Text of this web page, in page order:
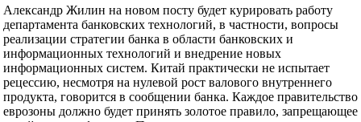
Александр Жилин на новом посту будет курировать работу
департамента банковских технологий, в частности, вопросы
реализации стратегии банка в области банковских и
информационных технологий и внедрение новых
информационных систем. Китай практически не испытает
рецессию, несмотря на нулевой рост валового внутреннего
продукта, говорится в сообщении банка. Каждое правительство
еврозоны должно будет принять золотое правило, запрещающее